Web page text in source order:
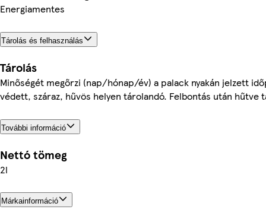
Energiamentes
Tárolás és felhasználás
Tárolás
Minőségét megőrzi (nap/hónap/év) a palack nyakán jelzett
védett, száraz, hűvös helyen tárolandó. Felbontás után hűtve
További információ
Nettó tömeg
2l
Márkainformáció